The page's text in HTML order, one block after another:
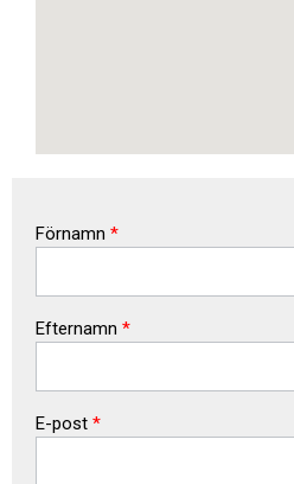
Förnamn *
Efternamn *
E-post *